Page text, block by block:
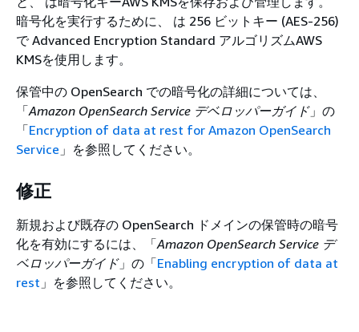
暗号化を実行するために、 は 256 ビットキー (AES-256)
で Advanced Encryption Standard アルゴリズムAWS
KMSを使用します。
保管中の OpenSearch での暗号化の詳細については、
「Amazon OpenSearch Service デベロッパーガイド」の
「Encryption of data at rest for Amazon OpenSearch
Service 」を参照してください。
修正
新規および既存の OpenSearch ドメインの保管時の暗号
化を有効にするには、「Amazon OpenSearch Service デ
ベロッパーガイド」の「Enabling encryption of data at
rest 」を参照してください。